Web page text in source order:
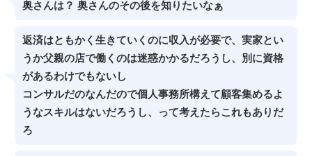
奥さんは？ 奥さんのその後を知りたいなぁ️
返済はともかく生きていくのに収入が必要で、実家とい
うか父親の店で働くのは迷惑かかるだろうし、別に資格
があるわけでもないし
コンサルだのなんだので個人事務所構えて顧客集めるよ
うなスキルはないだろうし、って考えたらこれもありだ
ろ